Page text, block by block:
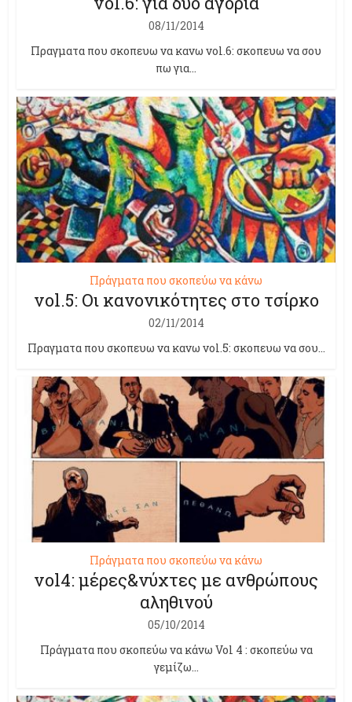
08/11/2014
Πραγματα που σκοπευω να κανω vol.6: σκοπευω να σου
πω για...
Πράγματα που σκοπεύω να κάνω
vol.5: Οι κανονικότητες στο τσίρκο
02/11/2014
Πραγματα που σκοπευω να κανω vol.5: σκοπευω να σου...
Πράγματα που σκοπεύω να κάνω
vol4: μέρες&νύχτες με ανθρώπους
αληθινού
05/10/2014
Πράγματα που σκοπεύω να κάνω Vol 4 : σκοπεύω να
γεμίζω...